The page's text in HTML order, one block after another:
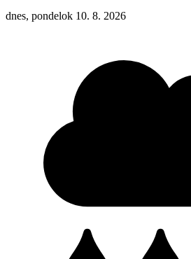
dnes, pondelok 10. 8. 2026